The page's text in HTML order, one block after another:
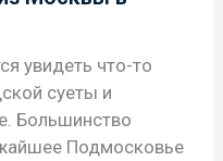
увидеть что-то
суеты и
Большинство
Подмосковье